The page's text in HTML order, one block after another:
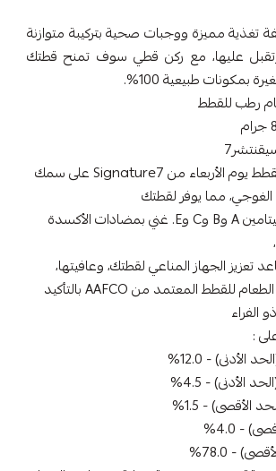
تغذية مميزة ووجبات صحية بتركيبة متوازنة
عليها، مع ركن قطي سوف تمنح قطتك
بمكونات طبيعية 100%.
رطب للقطط
تحتوي وجبة القطط يوم الأربعاء من Signature7 على سمك
الغوجي، مما يوفر لقطتك
مع الكثير من فيتامين A وB وC وE. غني بمضادات الأكسدة
تعزيز الجهاز المناعي لقطتك، وعافيتها،
وطول عمرها. هذا الطعام للقطط المعتمد من AAFCO بالتأكيد
الفراء
:
الأدنى) - 12.0%
الأدنى) - 4.5%
الأقصى) - 1.5%
- 4.0%
- 78.0%